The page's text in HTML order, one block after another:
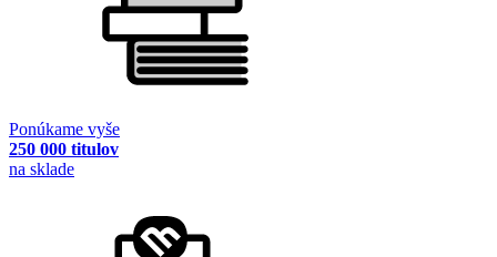
Ponúkame vyše
250 000 titulov
na sklade